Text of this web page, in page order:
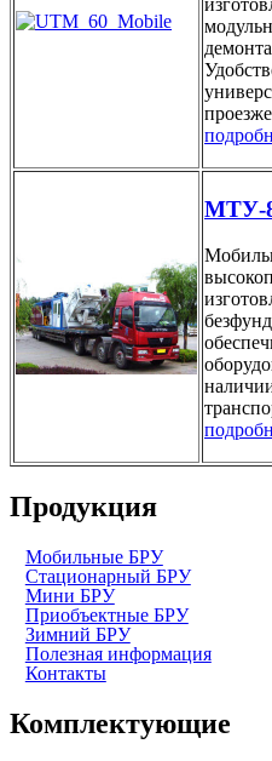
МТУ-
Продукция
Мобильные БРУ
Стационарный БРУ
Мини БРУ
Приобъектные БРУ
Зимний БРУ
Полезная информация
Контакты
Комплектующие